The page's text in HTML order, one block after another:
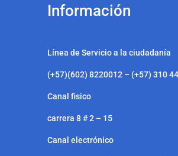
Información
Línea de Servicio a la ciudadanía
(+57)(602) 8220012 – (+57) 310
Canal fisico
carrera 8 # 2 – 15
Canal electrónico